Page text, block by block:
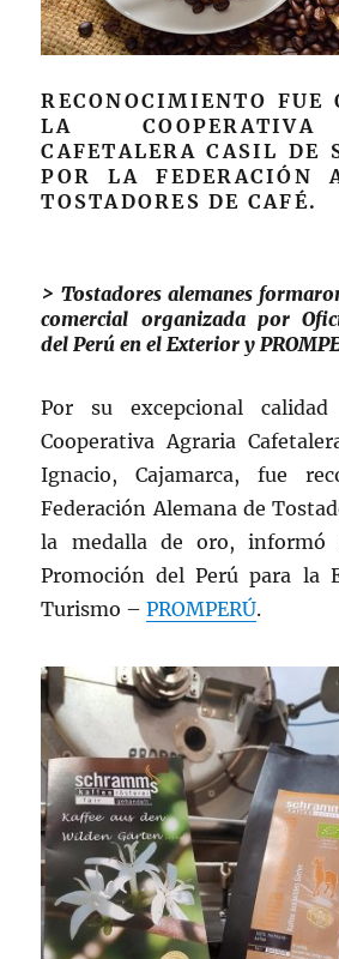
RECONOCIMIENTO FUE
LA
CAFETALERA CASIL DE
POR LA FEDERACIÓN
TOSTADORES DE CAFÉ.
> Tostadores alemanes
comercial organizada por
del Perú en el Exterior y
Por su excepcional
Cooperativa Agraria
Ignacio, Cajamarca, fue
Federación Alemana de
la medalla de oro, informó
Promoción del Perú para la
Turismo –PROMPERÚ.